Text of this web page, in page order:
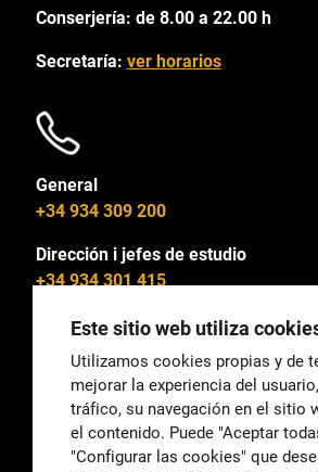
Conserjería: de 8.00 a 22.00 h
Secretaría: ver horarios
General
+34 934 309 200
Dirección i jefes de estudio
+34 934 301 415
General
correu@escoladeltreball.org
Este sitio web utiliza
Utilizamos cookies propias y de
mejorar la experiencia del
tráfico, su navegación en el sitio
el contenido. Puede "Aceptar
"Configurar las cookies" que